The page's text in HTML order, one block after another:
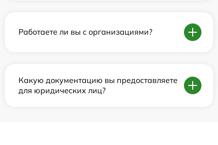
Работаете ли вы с организациями?
Какую документацию вы предоставляете
для юридических лиц?